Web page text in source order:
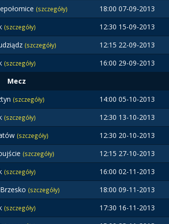
(szczegóły) 18:00 07-09-2013
(szczegóły) 12:30 15-09-2013
(szczegóły) 12:15 22-09-2013
(szczegóły) 16:00 29-09-2013
Mecz
(szczegóły) 14:00 05-10-2013
(szczegóły) 12:30 13-10-2013
(szczegóły) 12:30 20-10-2013
(szczegóły) 12:15 27-10-2013
(szczegóły) 16:00 02-11-2013
(szczegóły) 18:00 09-11-2013
(szczegóły) 17:30 16-11-2013